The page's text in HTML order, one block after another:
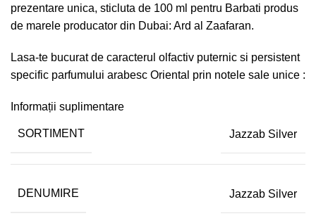
prezentare unica, sticluta de 100 ml pentru Barbati produs
de marele producator din Dubai: Ard al Zaafaran.
Lasa-te bucurat de caracterul olfactiv puternic si persistent
specific parfumului arabesc Oriental prin notele sale unice :
Informații suplimentare
SORTIMENT Jazzab Silver
DENUMIRE Jazzab Silver